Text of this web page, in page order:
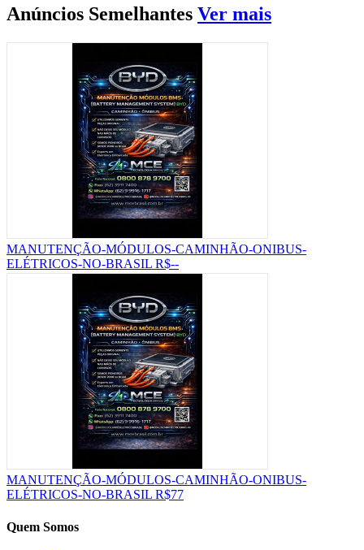
Anúncios Semelhantes Ver mais
MANUTENÇÃO-MÓDULOS-CAMINHÃO-ONIBUS-
ELÉTRICOS-NO-BRASIL R$--
MANUTENÇÃO-MÓDULOS-CAMINHÃO-ONIBUS-
ELÉTRICOS-NO-BRASIL R$77
Quem Somos